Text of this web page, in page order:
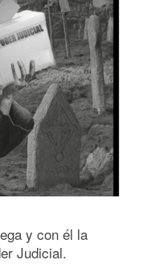
y con él la
Judicial.